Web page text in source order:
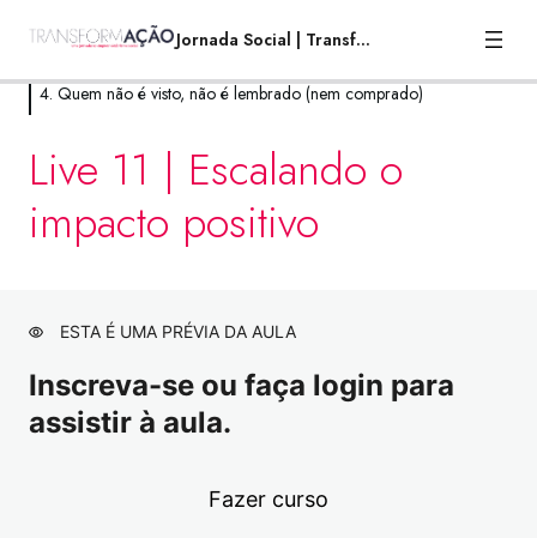
Jornada Social | TransformAção
8 aulas
2. A mais alta torre, começa no chão.
12 aulas
(nem comprado)
4. Quem não é visto, não é lembrado (nem comprado)
Live 11 | Escalando o
impacto positivo
ESTA É UMA PRÉVIA DA AULA
Inscreva-se ou faça login para
assistir à aula.
Fazer curso